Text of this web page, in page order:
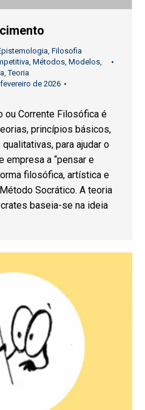
Filosofia
Métodos Modelos
,Teoria
de 2026
ou Corrente Filosófica é
princípios básicos,
para ajudar o
empresa a “pensar e
filosófica, artística e
Socrático. A teoria
baseia-se na ideia